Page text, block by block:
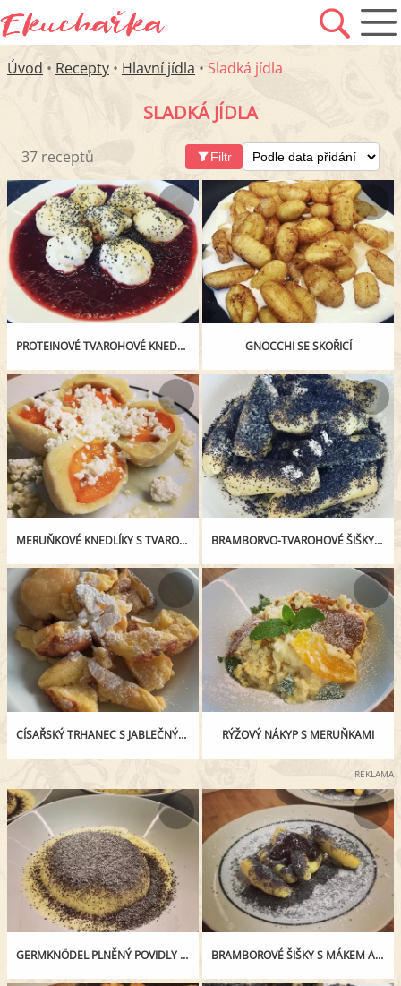
Úvod • Recepty • Hlavní jídla • Sladká jídla
SLADKÁ JÍDLA
37 receptů Filtr
PROTEINOVÉ TVAROHOVÉ KNEDLÍČKY SE ŠVESTKOVOU OMÁČKOU GNOCCHI SE SKOŘICÍ
MERUŇKOVÉ KNEDLÍKY S TVAROHEM BRAMBORVO-TVAROHOVÉ ŠIŠKY S MÁKEM
CÍSAŘSKÝ TRHANEC S JABLEČNÝM MUSEM RÝŽOVÝ NÁKYP S MERUŇKAMI
REKLAMA
GERMKNÖDEL PLNĚNÝ POVIDLY S VANILKOVOU OMÁČKOU SYPANÝ MÁKEM BRAMBOROVÉ ŠIŠKY S MÁKEM A POVIDLY